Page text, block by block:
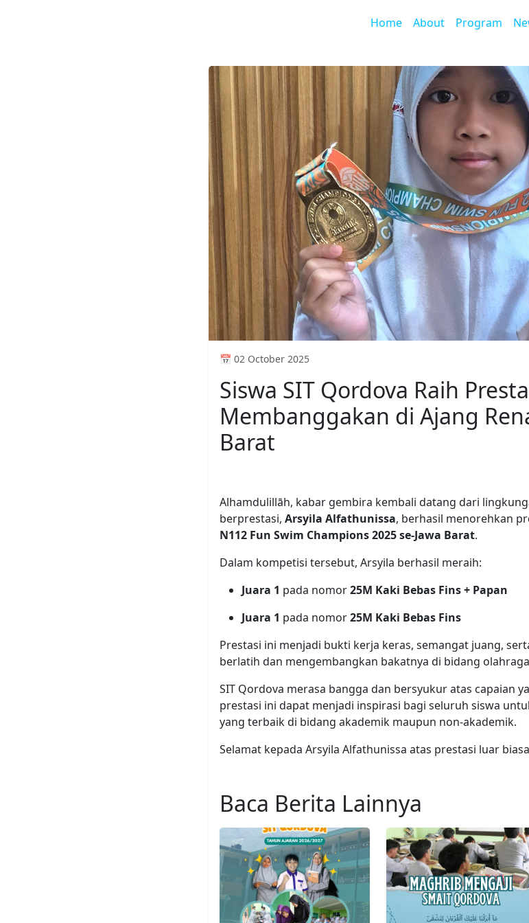
Home About Program
📅 02 October 2025
Siswa SIT Qordova Raih
Membanggakan di Ajang
Barat
Alhamdulillāh, kabar gembira kembali datang dari
berprestasi, Arsyila Alfathunissa, berhasil menorehkan
N112 Fun Swim Champions 2025 se-Jawa Barat.
Dalam kompetisi tersebut, Arsyila berhasil meraih:
Juara 1 pada nomor25M Kaki Bebas Fins + Papan
Juara 1 pada nomor25M Kaki Bebas Fins
Prestasi ini menjadi bukti kerja keras, semangat juang,
berlatih dan mengembangkan bakatnya di bidang
SIT Qordova merasa bangga dan bersyukur atas capaian
prestasi ini dapat menjadi inspirasi bagi seluruh siswa
yang terbaik di bidang akademik maupun non-akademik.
Selamat kepada Arsyila Alfathunissa atas prestasi luar
Baca Berita Lainnya